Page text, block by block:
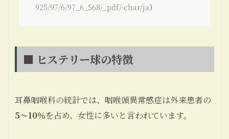
925/97/6/97_6_568/_pdf/-char/ja）
■ ヒステリー球の特徴
耳鼻咽喉科の統計では、咽喉頭異常感症は外来患者の
5〜10％を占め、女性に多いと言われています。